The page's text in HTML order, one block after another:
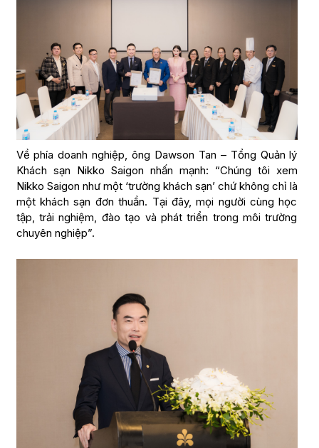
Về phía doanh nghiệp, ông Dawson Tan – Tổng Quản lý
Khách sạn Nikko Saigon nhấn mạnh: “Chúng tôi xem
Nikko Saigon như một ‘trường khách sạn’ chứ không chỉ là
một khách sạn đơn thuần. Tại đây, mọi người cùng học
tập, trải nghiệm, đào tạo và phát triển trong môi trường
chuyên nghiệp”.